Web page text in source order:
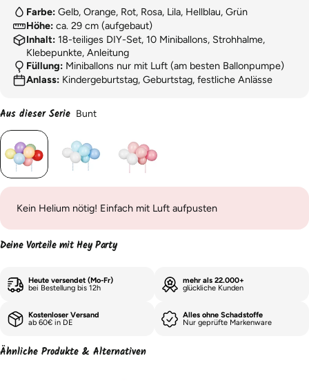
Farbe: Gelb, Orange, Rot, Rosa, Lila, Hellblau, Grün
Höhe: ca. 29 cm (aufgebaut)
Inhalt: 18-teiliges DIY-Set, 10 Miniballons, Strohhalme,
Klebepunkte, Anleitung
Füllung: Miniballons nur mit Luft (am besten Ballonpumpe)
Anlass: Kindergeburtstag, Geburtstag, festliche Anlässe
Aus dieser Serie Bunt
Kein Helium nötig! Einfach mit Luft aufpusten
Deine Vorteile mit Hey Party
Heute versendet (Mo-Fr)
bei Bestellung bis 12h
mehr als 22.000+
glückliche Kunden
Kostenloser Versand
ab 60€ in DE
Alles ohne Schadstoffe
Nur geprüfte Markenware
Ähnliche Produkte & Alternativen